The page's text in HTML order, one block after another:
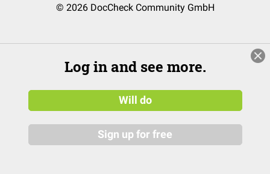
© 2026 DocCheck Community GmbH
Log in and see more.
Will do
Sign up for free